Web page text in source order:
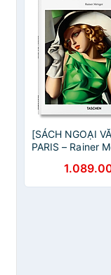
[SÁCH NGOẠI
PARIS – Rainer